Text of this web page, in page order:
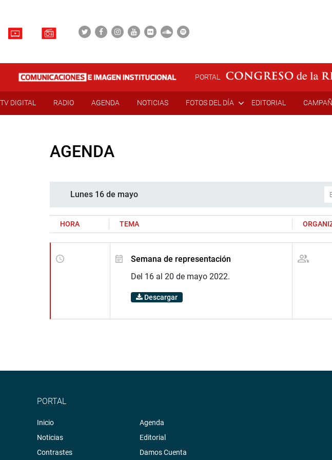
PORTAL
TV DIGITAL RADIO AGENDA NOTICIAS FOTOS DEL DÍA EDITORIAL
AGENDA
Lunes 16 de mayo
HORA TEMA
Semana de representación
Del 16 al 20 de mayo 2022.
Descargar
PORTAL
Inicio
Noticias
Contrastes
Agenda
Editorial
Damos Cuenta